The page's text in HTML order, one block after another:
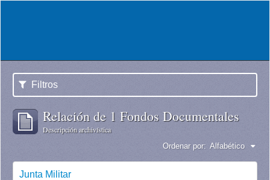
Filtros
Relación de 1 Fondos Documentales
Descripción archivística
Ordenar por: Alfabético
Junta Militar